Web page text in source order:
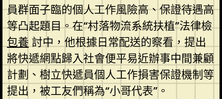
員群面子臨的個人工作風險高、保證待遇高
等凸起題目。在“村落物流系統扶植”法律檢
包養討中，他根據日常配送的察看，提出
將快遞網點歸入社會便平易近辦事中間兼顧
計劃、樹立快遞員個人工作損害保證機制等
提出，被工友們稱為“小哥代表”。